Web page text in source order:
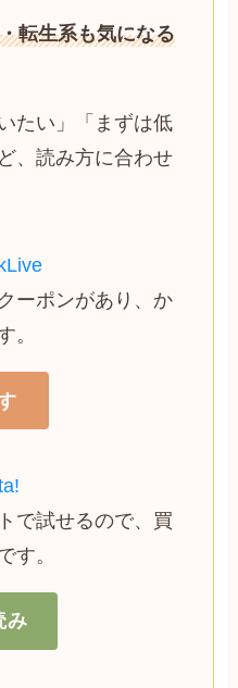
転生系も気になる
たい」「まずは低
、読み方に合わせ
ーポンがあり、か
。
で試せるので、買
す。
み